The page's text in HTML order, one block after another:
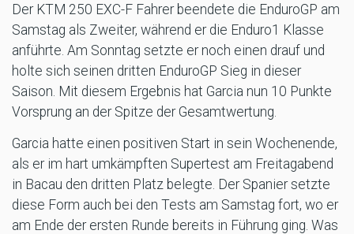
Der KTM 250 EXC-F Fahrer beendete die EnduroGP am
Samstag als Zweiter, während er die Enduro1 Klasse
anführte. Am Sonntag setzte er noch einen drauf und
holte sich seinen dritten EnduroGP Sieg in dieser
Saison. Mit diesem Ergebnis hat Garcia nun 10 Punkte
Vorsprung an der Spitze der Gesamtwertung.
Garcia hatte einen positiven Start in sein Wochenende,
als er im hart umkämpften Supertest am Freitagabend
in Bacau den dritten Platz belegte. Der Spanier setzte
diese Form auch bei den Tests am Samstag fort, wo er
am Ende der ersten Runde bereits in Führung ging. Was